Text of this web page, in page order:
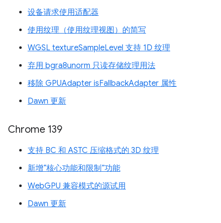
设备请求使用适配器
使用纹理（使用纹理视图）的简写
WGSL textureSampleLevel 支持 1D 纹理
弃用 bgra8unorm 只读存储纹理用法
移除 GPUAdapter isFallbackAdapter 属性
Dawn 更新
Chrome 139
支持 BC 和 ASTC 压缩格式的 3D 纹理
新增“核心功能和限制”功能
WebGPU 兼容模式的源试用
Dawn 更新